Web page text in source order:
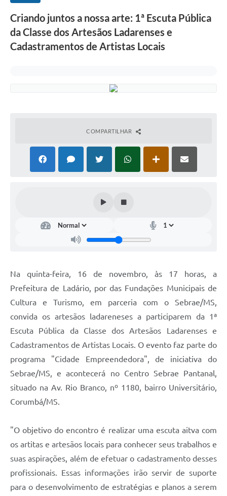
Cultura
Nossa Cidade
Links úteis
Criando juntos a nossa arte: 1ª Escuta Pública
da Classe dos Artesãos Ladarenses e
Cadastramentos de Artistas Locais
COMPARTILHAR
Na quinta-feira, 16 de novembro, às 17 horas, a
Prefeitura de Ladário, por das Fundações Municipais de
Cultura e Turismo, em parceria com o Sebrae/MS,
convida os artesãos ladareneses a participarem da 1ª
Escuta Pública da Classe dos Artesãos Ladarenses e
Cadastramentos de Artistas Locais. O evento faz parte do
programa "Cidade Empreendedora", de iniciativa do
Sebrae/MS, e acontecerá no Centro Sebrae Pantanal,
situado na Av. Rio Branco, nº 1180, bairro Universitário,
Corumbá/MS.
"O objetivo do encontro é realizar uma escuta aitva com
os artitas e artesãos locais para conhecer seus trabalhos e
suas aspirações, além de efetuar o cadastramento desses
profissionais. Essas informações irão servir de suporte
para o desenvolvimento de estratégias e planos a serem